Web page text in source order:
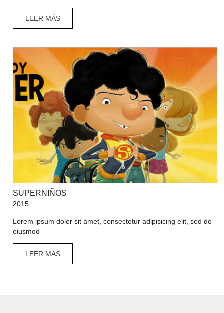
LEER MÁS
SUPERNIÑOS
2015
Lorem ipsum dolor sit amet, consectetur adipisicing elit, sed do
eiusmod
LEER MAS